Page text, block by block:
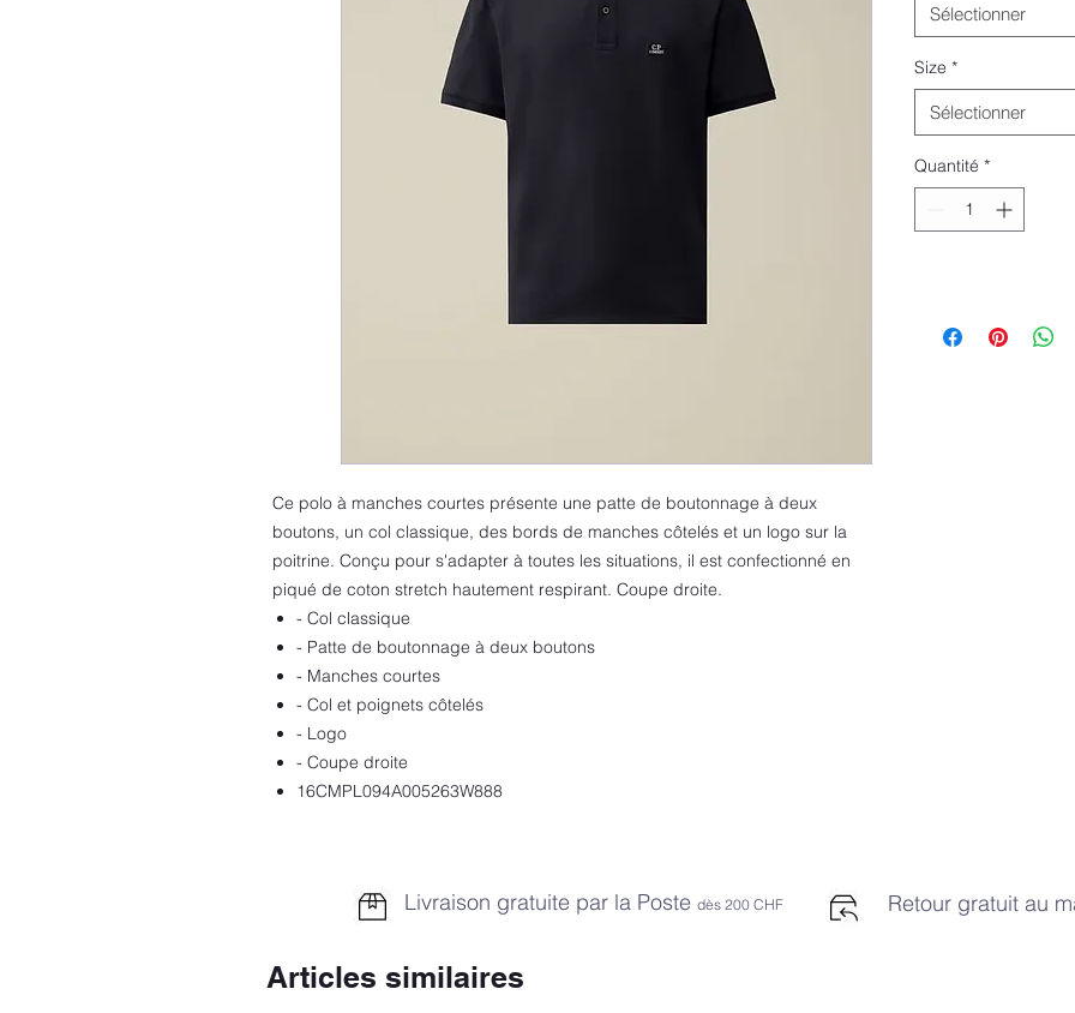
Ce polo à manches courtes présente une patte de boutonnage à deux
boutons, un col classique, des bords de manches côtelés et un logo sur la
poitrine. Conçu pour s'adapter à toutes les situations, il est confectionné en
piqué de coton stretch hautement respirant. Coupe droite.
- Col classique
- Patte de boutonnage à deux boutons
- Manches courtes
- Col et poignets côtelés
- Logo
- Coupe droite
16CMPL094A005263W888
Sélectionner
Size *
Sélectionner
Quantité *
Livraison gratuite par la Poste dès 200 CHF Retour gratuit au
Articles similaires